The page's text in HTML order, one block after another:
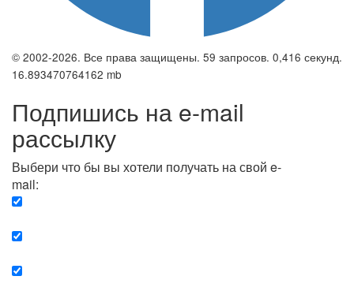
© 2002-2026. Все права защищены. 59 запросов. 0,416 секунд.
16.893470764162 mb
Подпишись на e-mail
рассылку
Выбери что бы вы хотели получать на свой e-
mail: